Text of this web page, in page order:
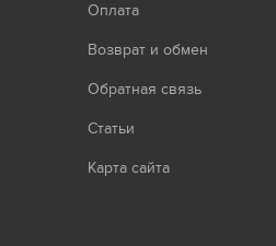
Оплата
Возврат и обмен
Обратная связь
Статьи
Карта сайта